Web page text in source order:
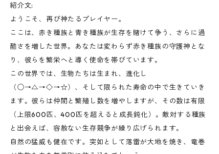
紹介文:
ようこそ、再び神たるプレイヤー。
ここは、赤き種族と青き種族が生存を賭けて争う、さらに過
酷さを増した世界。あなたは変わらず赤き種族の守護神とな
り、彼らを繁栄へと導く使命を帯びています。
この世界では、生物たちは生まれ、進化し
（○→△→◇→☆）、そして限られた寿命の中で生きていき
ます。彼らは仲間と繁殖し数を増やしますが、その数は有限
（上限600匹、400匹を超えると成長鈍化）。敵対する種族
と出会えば、容赦ない生存競争が繰り広げられます。
自然の猛威も健在です。突如として落雷が大地を焼き、竜巻